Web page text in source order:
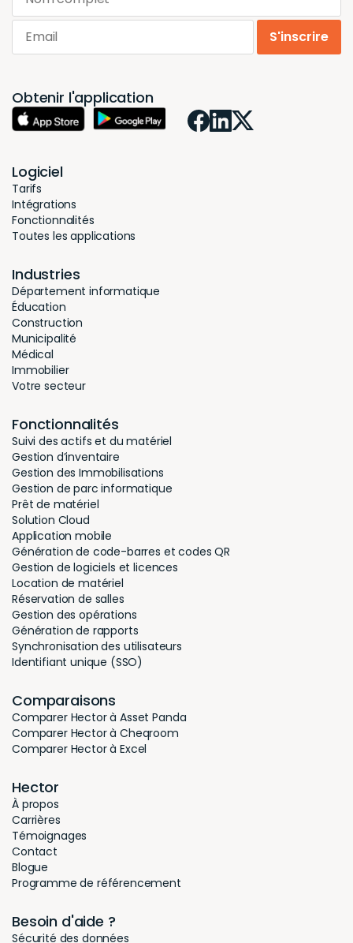
Email
S'inscrire
Obtenir l'application
Logiciel
Tarifs
Intégrations
Fonctionnalités
Toutes les applications
Industries
Département informatique
Éducation
Construction
Municipalité
Médical
Immobilier
Votre secteur
Fonctionnalités
Suivi des actifs et du matériel
Gestion d’inventaire
Gestion des Immobilisations
Gestion de parc informatique
Prêt de matériel
Solution Cloud
Application mobile
Génération de code-barres et codes QR
Gestion de logiciels et licences
Location de matériel
Réservation de salles
Gestion des opérations
Génération de rapports
Synchronisation des utilisateurs
Identifiant unique (SSO)
Comparaisons
Comparer Hector à Asset Panda
Comparer Hector à Cheqroom
Comparer Hector à Excel
Hector
À propos
Carrières
Témoignages
Contact
Blogue
Programme de référencement
Besoin d'aide ?
Sécurité des données